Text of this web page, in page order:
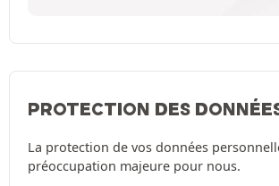
PROTECTION DES
La protection de vos données
préoccupation majeure pour nous.